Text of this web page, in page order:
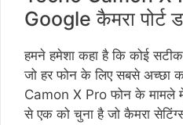
Google कैमरा पोर्ट
हमने हमेशा कहा है कि कोई
जो हर फोन के लिए सबसे अच्छा
Camon X Pro फोन के मामले
से एक को चुना है जो कैमरा